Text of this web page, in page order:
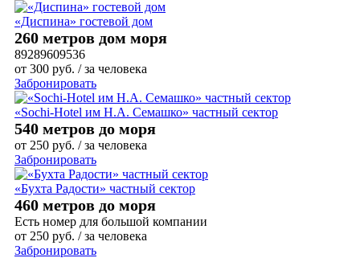
«Диспина» гостевой дом
260 метров дом моря
89289609536
от 300 руб. / за человека
Забронировать
«Sochi-Hotel им Н.А. Семашко» частный сектор
540 метров до моря
от 250 руб. / за человека
Забронировать
«Бухта Радости» частный сектор
460 метров до моря
Есть номер для большой компании
от 250 руб. / за человека
Забронировать